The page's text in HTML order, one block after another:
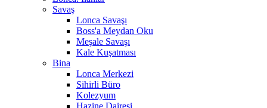
Savaş
Lonca Savaşı
Boss'a Meydan Oku
Meşale Savaşı
Kale Kuşatması
Bina
Lonca Merkezi
Sihirli Büro
Kolezyum